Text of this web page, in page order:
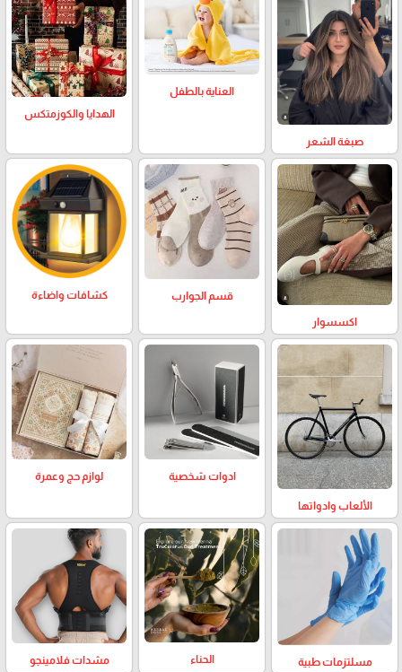
صبغة الشعر
العناية بالطفل
الهدايا والكوزمتكس
اكسسوار
قسم الجوارب كشافات واضاءة
الألعاب وادواتها
ادوات شخصية لوازم حج وعمرة
مسلتزمات طبية الحناء مشدات فلامينجو